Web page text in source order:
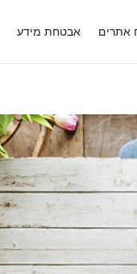
אתרים אבטחת מידע